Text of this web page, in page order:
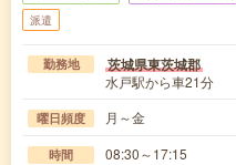
派遣
勤務地 茨城県東茨城郡
水戸駅から車21分
曜日頻度 月～金
時間 08:30～17:15